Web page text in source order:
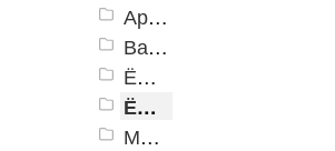
Армирующие материалы
Валики прижимные и игольчатые
Ёмкости малярные
Ёмкости строительные
Малярные ленты